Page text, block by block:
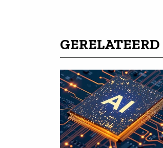
GERELATEERD